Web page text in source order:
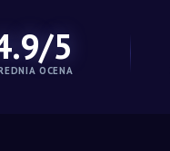
5
OCENA